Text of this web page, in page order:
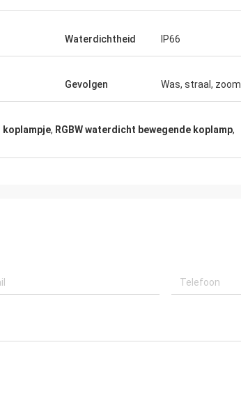
Waterdichtheid IP66
Gevolgen Was, straal, zoom
koplampje, RGBW waterdicht bewegende koplamp,